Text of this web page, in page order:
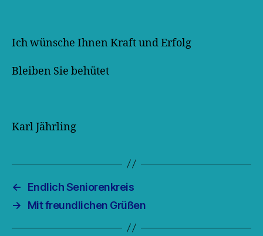
Ich wünsche Ihnen Kraft und Erfolg
Bleiben Sie behütet
Karl Jährling
←
Endlich Seniorenkreis
→
Mit freundlichen Grüßen